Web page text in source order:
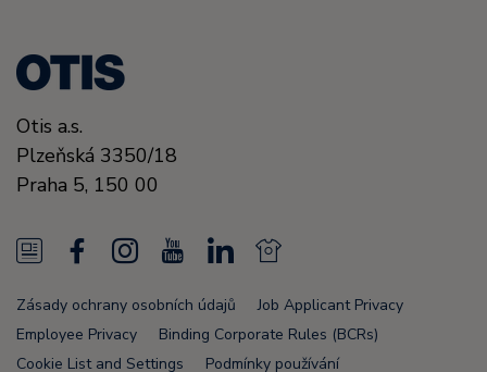
Otis a.s.
Plzeňská 3350/18
Praha 5, 150 00
N
e
w
a
c
I
o
u
L
i
n
N
e
w
Zásady ochrany osobních údajů
Job Applicant Privacy
Employee Privacy
Binding Corporate Rules (BCRs)
Cookie List and Settings
Podmínky používání